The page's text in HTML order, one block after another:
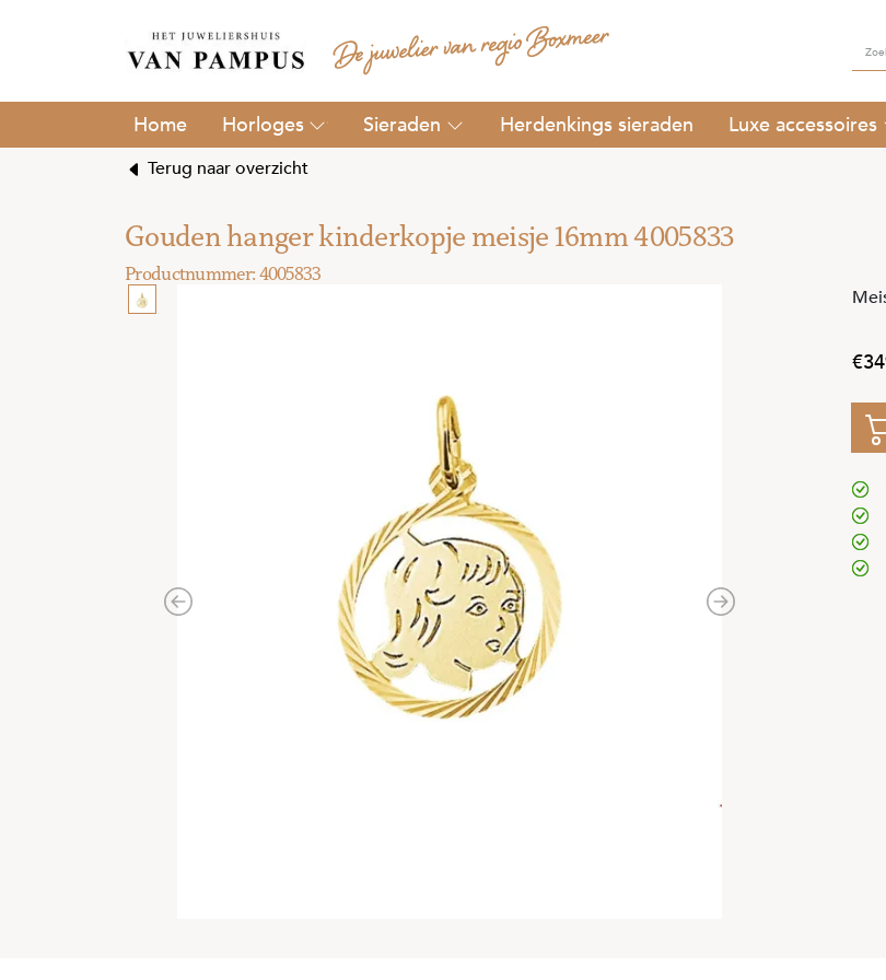
Horloges Sieraden Herdenkings sieraden Luxe accessoires
Terug naar overzicht
Gouden hanger kinderkopje meisje 16mm 4005833
Previous Next